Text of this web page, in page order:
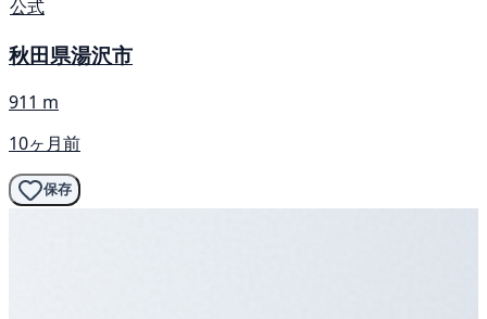
公式
秋田県湯沢市
911 m
10ヶ月前
保存